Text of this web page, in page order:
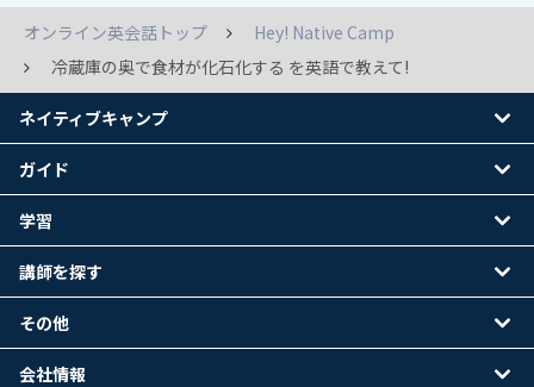
オンライン英会話トップ
Hey! Native Camp
冷蔵庫の奥で食材が化石化する を英語で教えて!
ネイティブキャンプ
ガイド
学習
講師を探す
その他
会社情報